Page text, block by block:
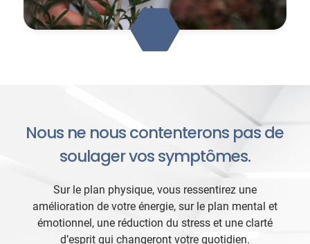
Nous ne nous contenterons pas de
soulager vos symptômes.
Sur le plan physique, vous ressentirez une
amélioration de votre énergie, sur le plan mental et
émotionnel, une réduction du stress et une clarté
d’esprit qui changeront votre quotidien.